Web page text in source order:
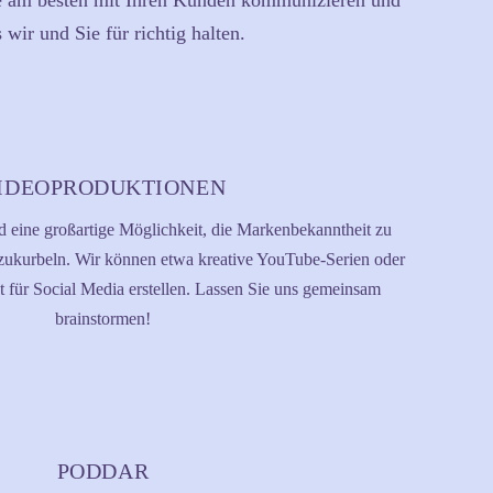
wir und Sie für richtig halten.
eine großartige Möglichkeit, die Markenbekanntheit zu
Wir können etwa kreative YouTube-Serien oder
Social Media erstellen. Lassen Sie uns gemeinsam
brainstormen!
PODDAR